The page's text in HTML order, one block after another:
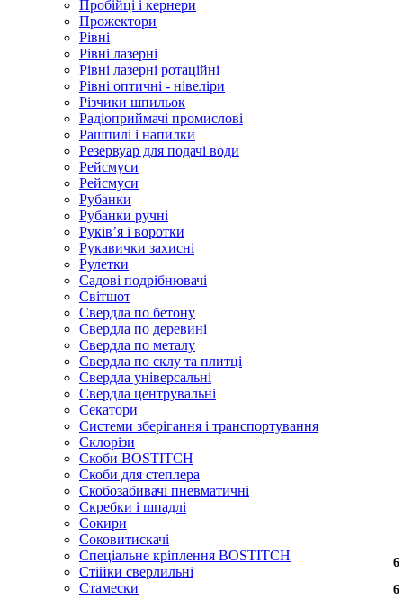
Пробійці і кернери
Прожектори
Рівні
Рівні лазерні
Рівні лазерні ротаційні
Рівні оптичні - нівеліри
Різчики шпильок
Радіоприймачі промислові
Рашпилі і напилки
Резервуар для подачі води
Рейсмуси
Рейсмуси
Рубанки
Рубанки ручні
Руківʼя і воротки
Рукавички захисні
Рулетки
Садові подрібнювачі
Світшот
Свердла по бетону
Свердла по деревині
Свердла по металу
Свердла по склу та плитці
Свердла універсальні
Свердла центрувальні
Секатори
Системи зберігання і транспортування
Склорізи
Скоби BOSTITCH
Скоби для степлера
Скобозабивачі пневматичні
Скребки і шпадлі
Сокири
Соковитискачі
Спеціальне кріплення BOSTITCH
Стійки сверлильні
Стамески
6
6
6
6